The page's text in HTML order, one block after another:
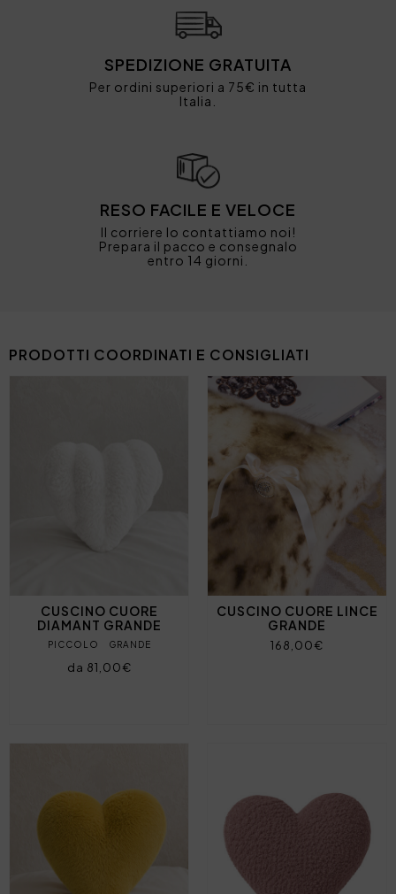
SPEDIZIONE GRATUITA
Per ordini superiori a 75€ in tutta
Italia.
RESO FACILE E VELOCE
Il corriere lo contattiamo noi!
Prepara il pacco e consegnalo
entro 14 giorni.
PRODOTTI COORDINATI E CONSIGLIATI
CUSCINO CUORE
DIAMANT GRANDE
PICCOLO GRANDE
da 81,00€
CUSCINO CUORE LINCE
GRANDE
168,00€